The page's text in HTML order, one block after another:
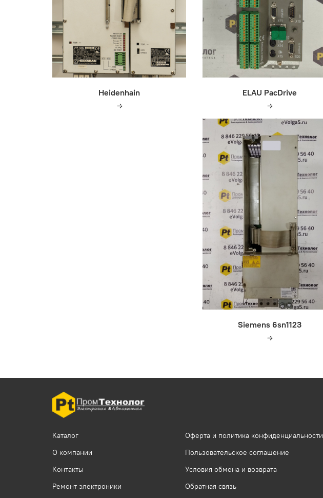
Heidenhain ELAU PacDrive
Siemens 6sn1123
Каталог
О компании
Контакты
Ремонт электроники
Оферта и политика конфиденциальности
Пользовательское соглашение
Условия обмена и возврата
Обратная связь